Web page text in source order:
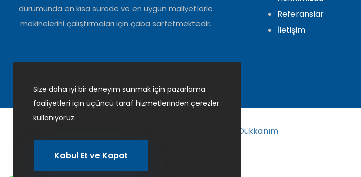
durumunda en kısa sürede ve en uygun maliyetlerle
makinelerini çalıştırmaları için çaba sarfetmektedir.
Referanslar
İletişim
YEKA İŞ | Tüm Hakları Saklıdır. Designed by Dijital Dükkanım
Size daha iyi bir deneyim sunmak için pazarlama
faaliyetleri için üçüncü taraf hizmetlerinden çerezler
kullanıyoruz.
Kabul Et ve Kapat